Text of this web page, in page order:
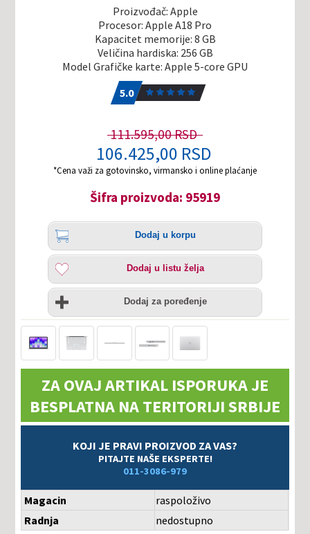
Proizvođač: Apple
Procesor: Apple A18 Pro
Kapacitet memorije: 8 GB
Veličina hardiska: 256 GB
Model Grafičke karte: Apple 5-core GPU
5.0
111.595,00 RSD
106.425,00 RSD
*Cena važi za gotovinsko, virmansko i online plaćanje
Šifra proizvoda: 95919
Količina
Dodaj
korpu
Dodaj u korpu
Dodaj
listu
želja
Dodaj u listu želja
Uporedi
Dodaj za poređenje
ZA OVAJ ARTIKAL ISPORUKA JE
BESPLATNA NA TERITORIJI SRBIJE
KOJI JE PRAVI PROIZVOD ZA VAS?
PITAJTE NAŠE EKSPERTE!
011-3086-979
Magacin
raspoloživo
Radnja
nedostupno